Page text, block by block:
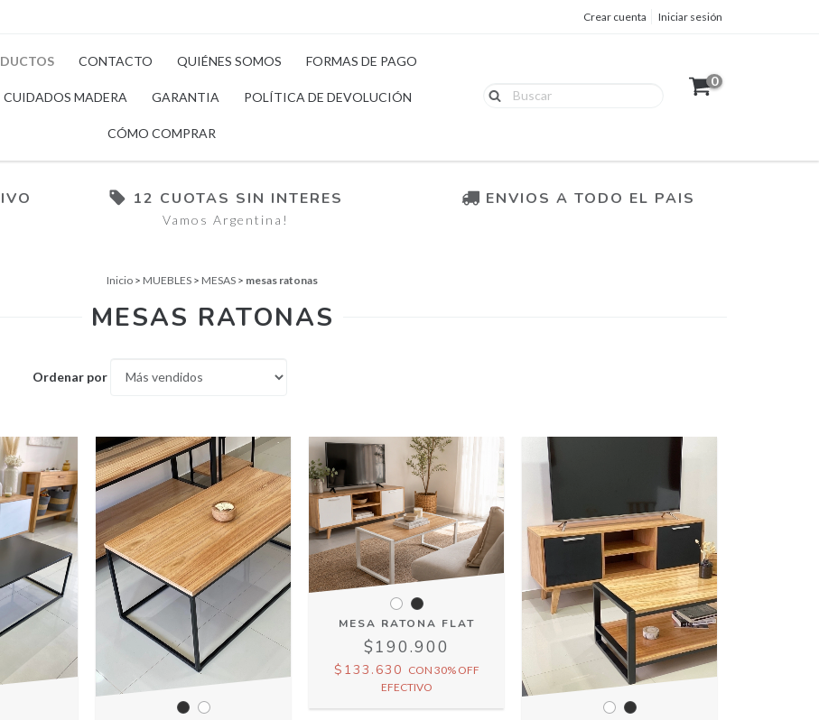
Crear cuenta Iniciar sesión
CONTACTO QUIÉNES SOMOS FORMAS DE PAGO
CUIDADOS MADERA GARANTIA POLÍTICA DE DEVOLUCIÓN
CÓMO COMPRAR
0
12 CUOTAS SIN INTERES
Vamos Argentina!
ENVIOS A TODO EL PAIS
Inicio > MUEBLES > MESAS > mesas ratonas
MESAS RATONAS
Ordenar por
MESA RATONA FLAT
$190.900
$133.630 CON 30% OFF
EFECTIVO